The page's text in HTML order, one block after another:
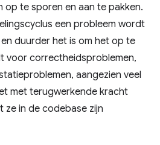
op te sporen en aan te pakken.
een probleem wordt
duurder het is om het op te
voor correctheidsproblemen,
aangezien veel
met terugwerkende kracht
in de codebase zijn